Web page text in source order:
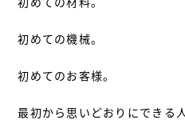
初めての機械。
初めてのお客様。
最初から思いどおりにできる